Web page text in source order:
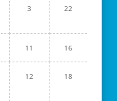
3 22
11 16
12 18